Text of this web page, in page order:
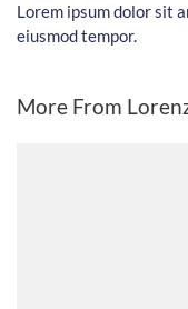
Lorem ipsum dolor sit
eiusmod tempor.
More From